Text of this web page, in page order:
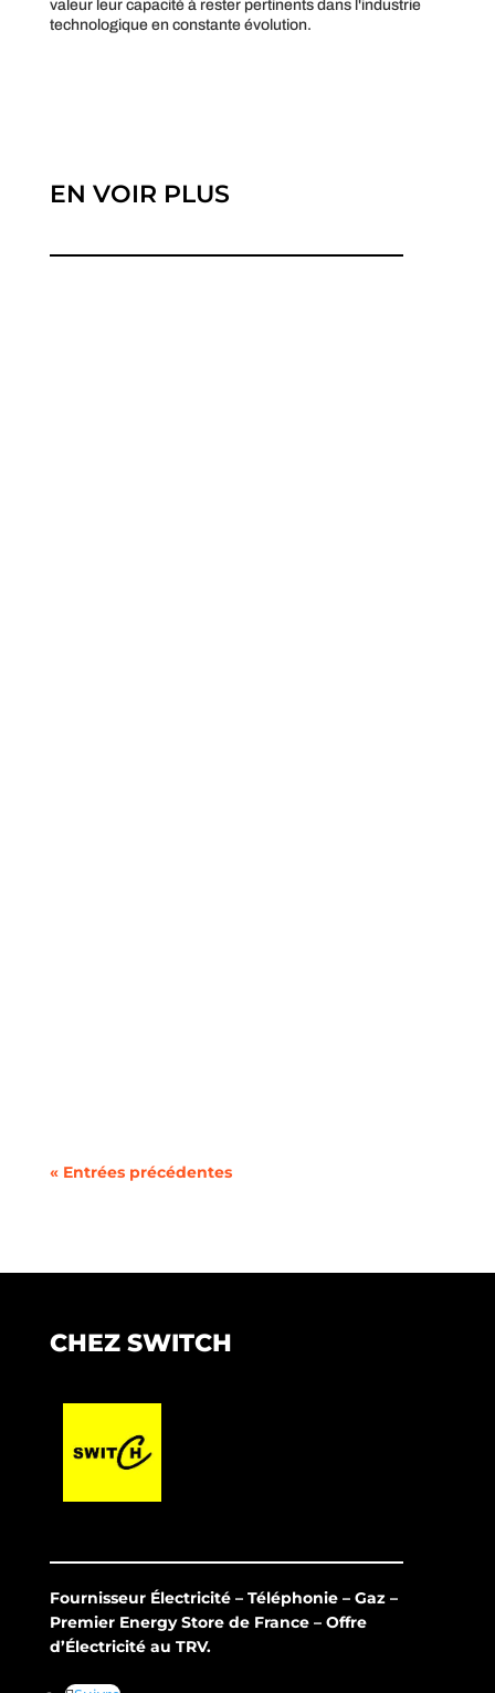
valeur leur capacité à rester pertinents dans l'industrie
technologique en constante évolution.
EN VOIR PLUS
« Entrées précédentes
CHEZ SWITCH
Fournisseur Électricité – Téléphonie – Gaz –
Premier Energy Store de France – Offre
d’Électricité au TRV.